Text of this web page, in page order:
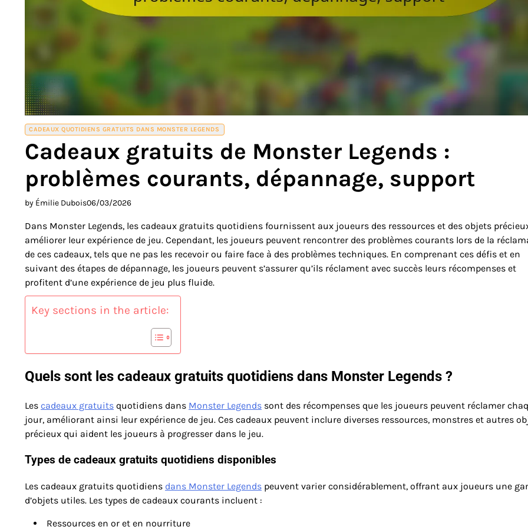
CADEAUX QUOTIDIENS GRATUITS DANS MONSTER LEGENDS
Cadeaux gratuits de Monster Legends :
problèmes courants, dépannage, support
by Émilie Dubois06/03/2026
Dans Monster Legends, les cadeaux gratuits quotidiens fournissent aux joueurs des ressources et des objets
améliorer leur expérience de jeu. Cependant, les joueurs peuvent rencontrer des problèmes courants lors de la
de ces cadeaux, tels que ne pas les recevoir ou faire face à des problèmes techniques. En comprenant ces défis et en
suivant des étapes de dépannage, les joueurs peuvent s’assurer qu’ils réclament avec succès leurs récompenses et
profitent d’une expérience de jeu plus fluide.
Key sections in the article:
Quels sont les cadeaux gratuits quotidiens dans Monster Legends ?
Les cadeaux gratuits quotidiens dans Monster Legends sont des récompenses que les joueurs peuvent réclamer
jour, améliorant ainsi leur expérience de jeu. Ces cadeaux peuvent inclure diverses ressources, monstres et autres
précieux qui aident les joueurs à progresser dans le jeu.
Types de cadeaux gratuits quotidiens disponibles
Les cadeaux gratuits quotidiens dans Monster Legends peuvent varier considérablement, offrant aux joueurs une
d’objets utiles. Les types de cadeaux courants incluent :
Ressources en or et en nourriture